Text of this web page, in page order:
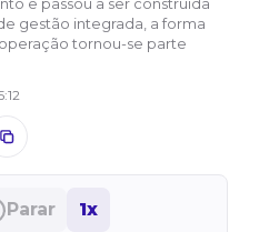
gestão integrada, a forma
tornou-se parte
Parar 1x